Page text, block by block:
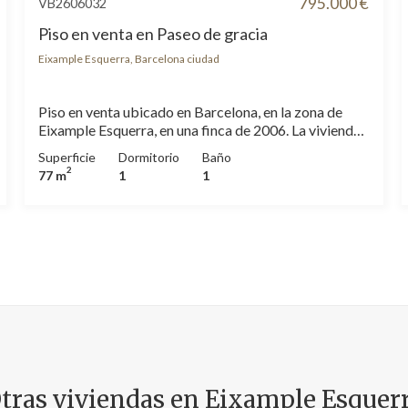
Piso en venta en Paseo de gracia
Eixample Esquerra, Barcelona ciudad
Piso en venta ubicado en Barcelona, en la zona de
Eixample Esquerra, en una finca de 2006. La vivienda
habitación con 1 baño. El comedor y el salón están en
una misma estancia, y aparte, la cocina. Totalmente
Superficie
77 m2
Dormitorio
1
Baño
1
viviendas en Eixample